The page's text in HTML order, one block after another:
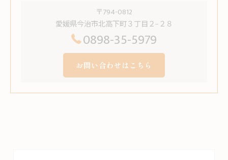
〒794-0812
愛媛県今治市北高下町３丁目２−２８
0898-35-5979
お問い合わせはこちら